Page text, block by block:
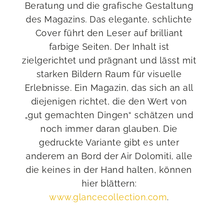
Beratung und die grafische Gestaltung
des Magazins. Das elegante, schlichte
Cover führt den Leser auf brilliant
farbige Seiten. Der Inhalt ist
zielgerichtet und prägnant und lässt mit
starken Bildern Raum für visuelle
Erlebnisse. Ein Magazin, das sich an all
diejenigen richtet, die den Wert von
„gut gemachten Dingen“ schätzen und
noch immer daran glauben. Die
gedruckte Variante gibt es unter
anderem an Bord der Air Dolomiti, alle
die keines in der Hand halten, können
hier blättern:
www.glancecollection.com.